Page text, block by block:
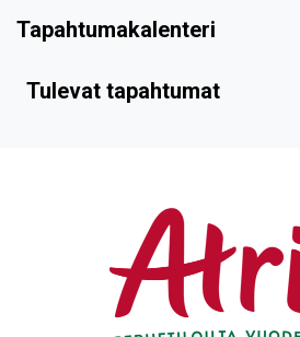
Tapahtumakalenteri
Tulevat tapahtumat